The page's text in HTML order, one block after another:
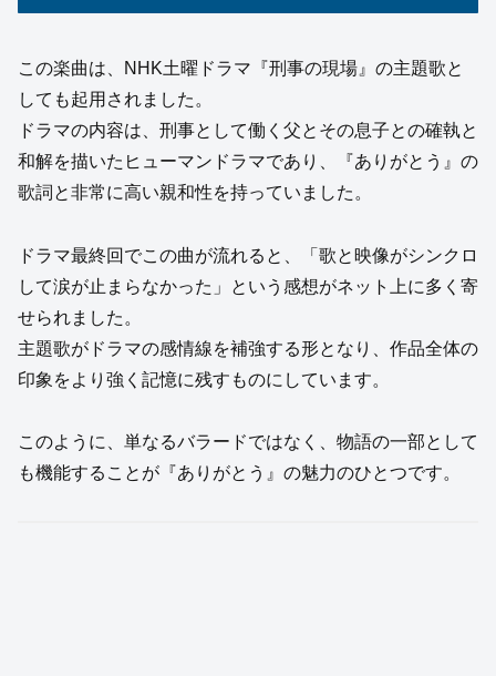
この楽曲は、NHK土曜ドラマ『刑事の現場』の主題歌と
しても起用されました。
ドラマの内容は、刑事として働く父とその息子との確執と
和解を描いたヒューマンドラマであり、『ありがとう』の
歌詞と非常に高い親和性を持っていました。
ドラマ最終回でこの曲が流れると、「歌と映像がシンクロ
して涙が止まらなかった」という感想がネット上に多く寄
せられました。
主題歌がドラマの感情線を補強する形となり、作品全体の
印象をより強く記憶に残すものにしています。
このように、単なるバラードではなく、物語の一部として
も機能することが『ありがとう』の魅力のひとつです。